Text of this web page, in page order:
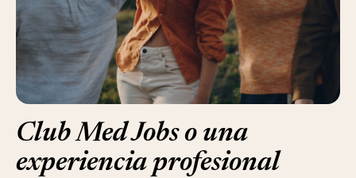
Club Med Jobs o una
experiencia profesional